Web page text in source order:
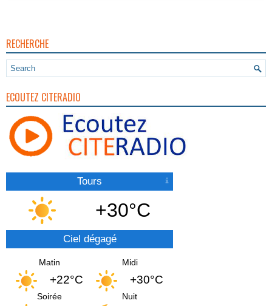
RECHERCHE
ECOUTEZ CITERADIO
Tours
+30°C
Ciel dégagé
Matin
+22°C
Midi
+30°C
Soirée Nuit